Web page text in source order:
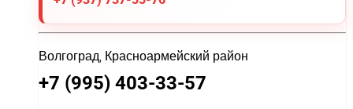
Волгоград, Красноармейский район
+7 (995) 403-33-57